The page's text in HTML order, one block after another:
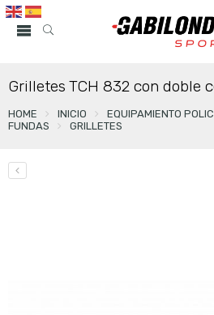
Grilletes TCH 832 con doble
HOME INICIO EQUIPAMIENTO
FUNDAS
GRILLETES